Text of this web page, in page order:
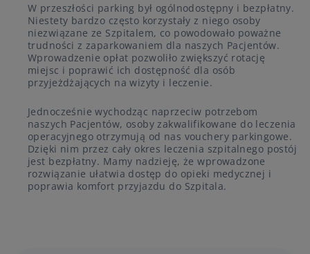
W przeszłości parking był ogólnodostępny i bezpłatny.
Niestety bardzo często korzystały z niego osoby
niezwiązane ze Szpitalem, co powodowało poważne
trudności z zaparkowaniem dla naszych Pacjentów.
Wprowadzenie opłat pozwoliło zwiększyć rotację
miejsc i poprawić ich dostępność dla osób
przyjeżdżających na wizyty i leczenie.
Jednocześnie wychodząc naprzeciw potrzebom
naszych Pacjentów, osoby zakwalifikowane do leczenia
operacyjnego otrzymują od nas vouchery parkingowe.
Dzięki nim przez cały okres leczenia szpitalnego postój
jest bezpłatny. Mamy nadzieję, że wprowadzone
rozwiązanie ułatwia dostęp do opieki medycznej i
poprawia komfort przyjazdu do Szpitala.